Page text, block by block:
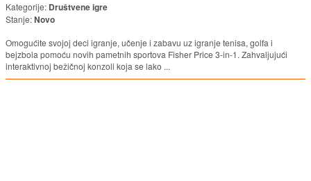
Kategorije: Društvene igre
Stanje:Novo
Omogućite svojoj deci igranje, učenje i zabavu uz igranje tenisa, golfa i
bejzbola pomoću novih pametnih sportova Fisher Price 3-in-1. Zahvaljujući
interaktivnoj bežičnoj konzoli koja se lako ...